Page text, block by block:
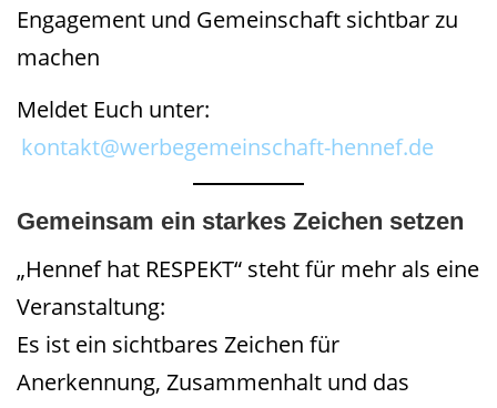
Engagement und Gemeinschaft sichtbar zu
machen
Meldet Euch unter:
kontakt@werbegemeinschaft-hennef.de
Gemeinsam ein starkes Zeichen setzen
„Hennef hat RESPEKT“ steht für mehr als eine
Veranstaltung:
Es ist ein sichtbares Zeichen für
Anerkennung, Zusammenhalt und das